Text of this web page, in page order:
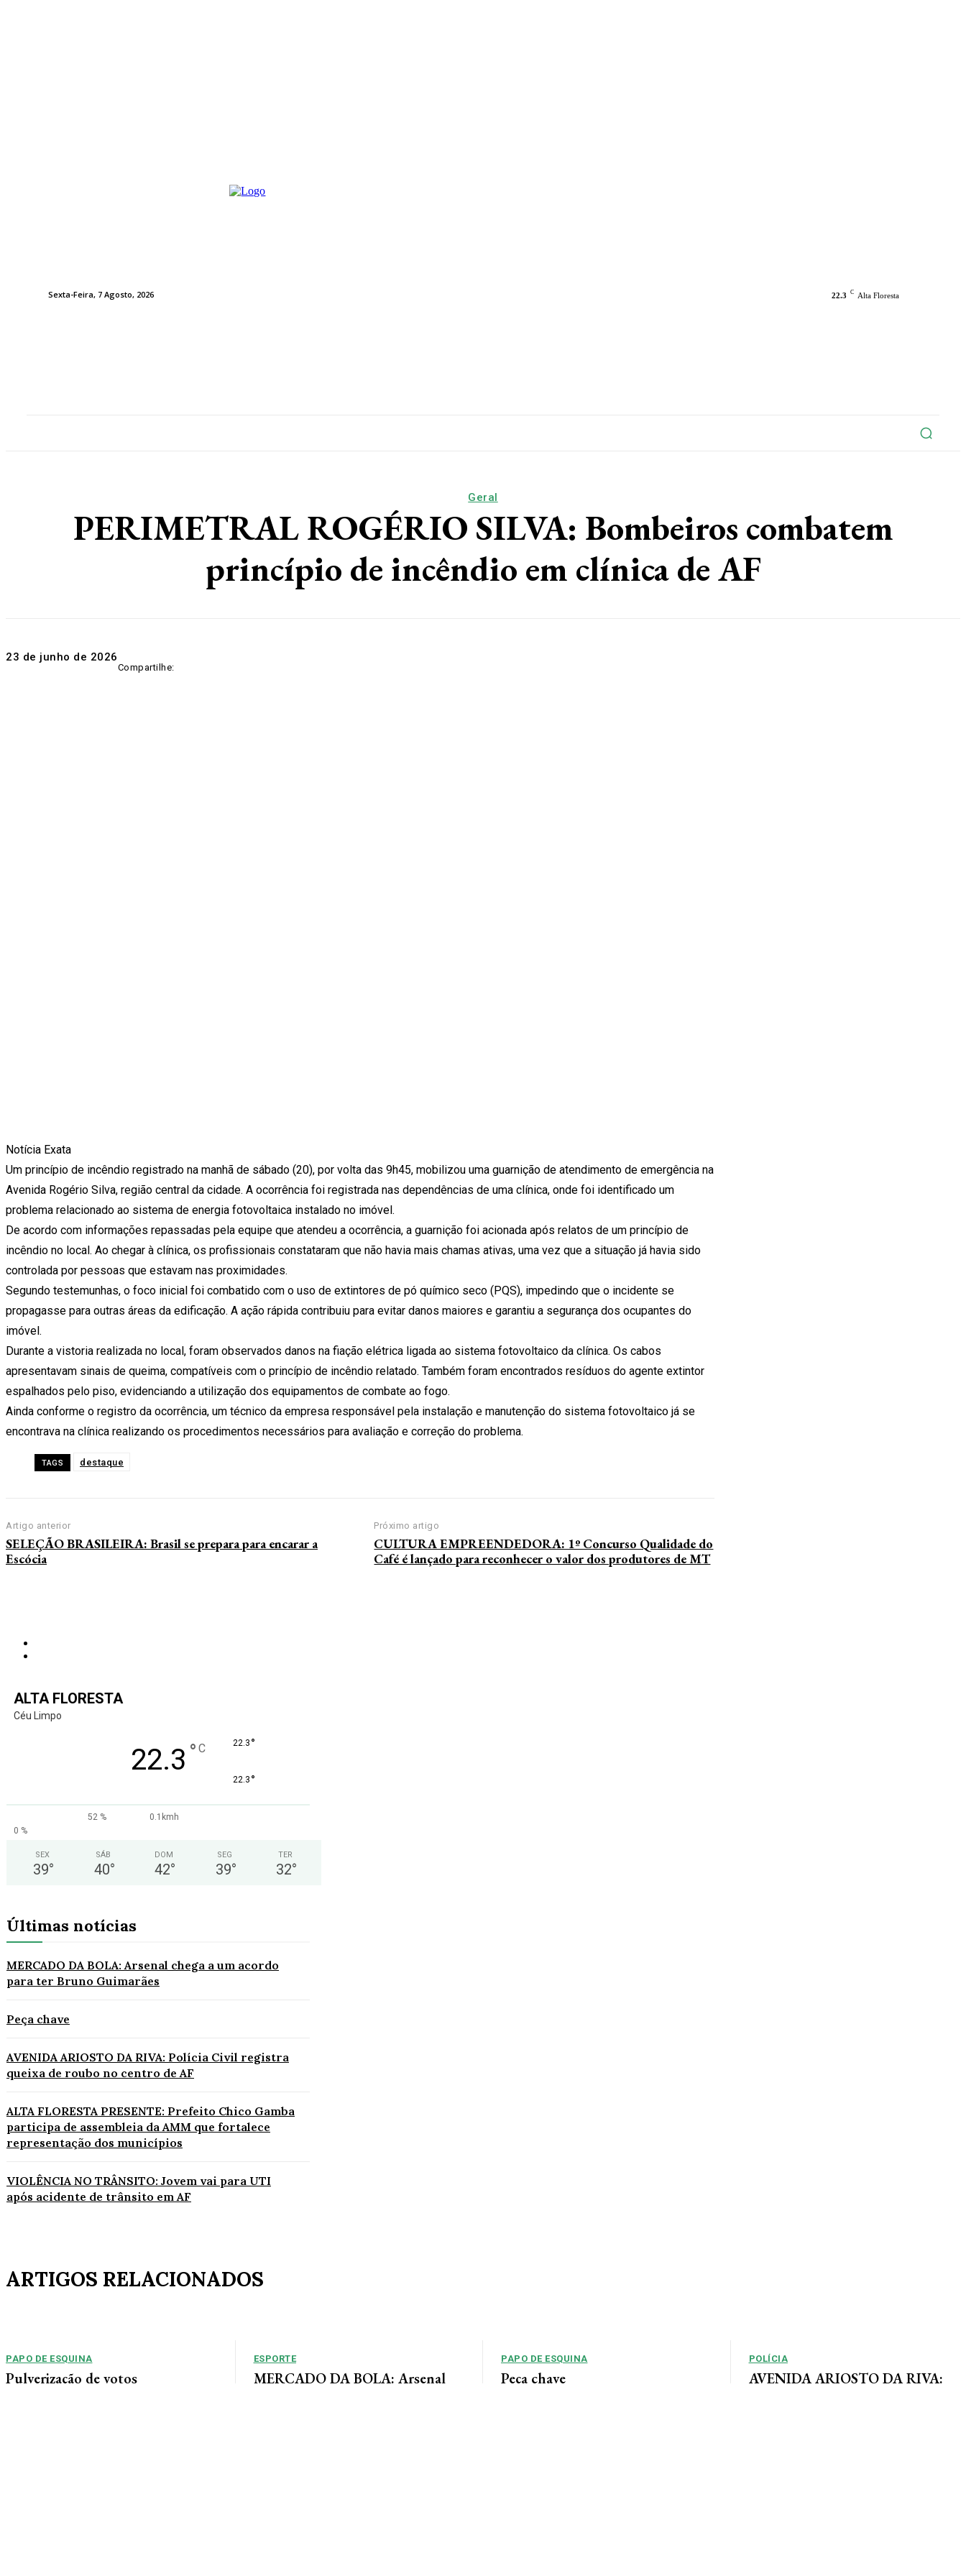
Sexta-Feira, 7 Agosto, 2026 22.3 C Alta Floresta
Geral
PERIMETRAL ROGÉRIO SILVA: Bombeiros combatem
princípio de incêndio em clínica de AF
23 de junho de 2026
Compartilhe:
Notícia Exata
Um princípio de incêndio registrado na manhã de sábado (20), por volta das 9h45, mobilizou uma guarnição de atendimento de emergência na
Avenida Rogério Silva, região central da cidade. A ocorrência foi registrada nas dependências de uma clínica, onde foi identificado um
problema relacionado ao sistema de energia fotovoltaica instalado no imóvel.
De acordo com informações repassadas pela equipe que atendeu a ocorrência, a guarnição foi acionada após relatos de um princípio de
incêndio no local. Ao chegar à clínica, os profissionais constataram que não havia mais chamas ativas, uma vez que a situação já havia sido
controlada por pessoas que estavam nas proximidades.
Segundo testemunhas, o foco inicial foi combatido com o uso de extintores de pó químico seco (PQS), impedindo que o incidente se
propagasse para outras áreas da edificação. A ação rápida contribuiu para evitar danos maiores e garantiu a segurança dos ocupantes do
imóvel.
Durante a vistoria realizada no local, foram observados danos na fiação elétrica ligada ao sistema fotovoltaico da clínica. Os cabos
apresentavam sinais de queima, compatíveis com o princípio de incêndio relatado. Também foram encontrados resíduos do agente extintor
espalhados pelo piso, evidenciando a utilização dos equipamentos de combate ao fogo.
Ainda conforme o registro da ocorrência, um técnico da empresa responsável pela instalação e manutenção do sistema fotovoltaico já se
encontrava na clínica realizando os procedimentos necessários para avaliação e correção do problema.
TAGS destaque
Artigo anterior
SELEÇÃO BRASILEIRA: Brasil se prepara para encarar a
Escócia
Próximo artigo
CULTURA EMPREENDEDORA: 1º Concurso Qualidade do
Café é lançado para reconhecer o valor dos produtores de MT
ALTA FLORESTA
Céu Limpo
22.3 ° C 22.3 °
22.3 °
52 %
0.1kmh
0 %
SEX
39°
SÁB
40°
DOM
42°
SEG
39°
TER
32°
Últimas notícias
MERCADO DA BOLA: Arsenal chega a um acordo
para ter Bruno Guimarães
Peça chave
AVENIDA ARIOSTO DA RIVA: Polícia Civil registra
queixa de roubo no centro de AF
ALTA FLORESTA PRESENTE: Prefeito Chico Gamba
participa de assembleia da AMM que fortalece
representação dos municípios
VIOLÊNCIA NO TRÂNSITO: Jovem vai para UTI
após acidente de trânsito em AF
ARTIGOS RELACIONADOS
PAPO DE ESQUINA
Pulverização de votos
ESPORTE
MERCADO DA BOLA: Arsenal
PAPO DE ESQUINA
Peça chave
POLÍCIA
AVENIDA ARIOSTO DA RIVA: